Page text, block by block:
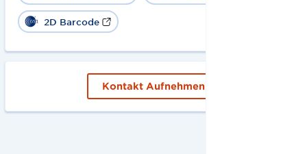
2D Barcode
Kontakt Aufnehmen